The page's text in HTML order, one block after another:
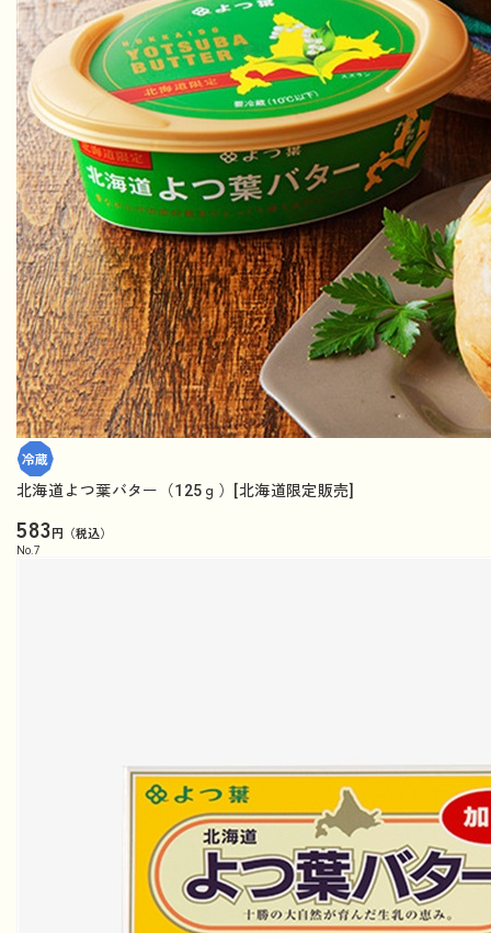
北海道よつ葉バター（125ｇ）[北海道限定販売]
583円（税込）
No. 7